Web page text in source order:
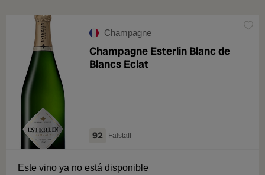
Champagne
Champagne Esterlin Blanc de
Blancs Eclat
92 Falstaff
Este vino ya no está disponible